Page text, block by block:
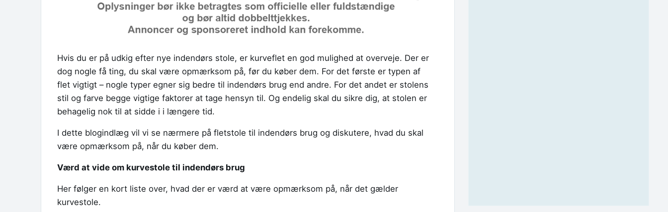
Hvis du er på udkig efter nye indendørs stole, er kurveflet en god mulighed at overveje. Der er
dog nogle få ting, du skal være opmærksom på, før du køber dem. For det første er typen af
flet vigtigt – nogle typer egner sig bedre til indendørs brug end andre. For det andet er stolens
stil og farve begge vigtige faktorer at tage hensyn til. Og endelig skal du sikre dig, at stolen er
behagelig nok til at sidde i i længere tid.
I dette blogindlæg vil vi se nærmere på fletstole til indendørs brug og diskutere, hvad du skal
være opmærksom på, når du køber dem.
Værd at vide om kurvestole til indendørs brug
Her følger en kort liste over, hvad der er værd at være opmærksom på, når det gælder
kurvestole.